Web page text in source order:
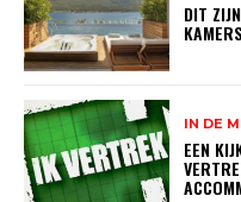
DIT
IN DE
EEN